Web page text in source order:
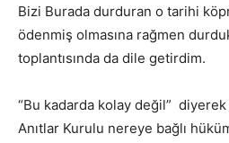
Bizi Burada durduran o tarihi
ödenmiş olmasına rağmen
toplantısında da dile getirdim.
“Bu kadarda kolay değil” diyerek
Anıtlar Kurulu nereye bağlı